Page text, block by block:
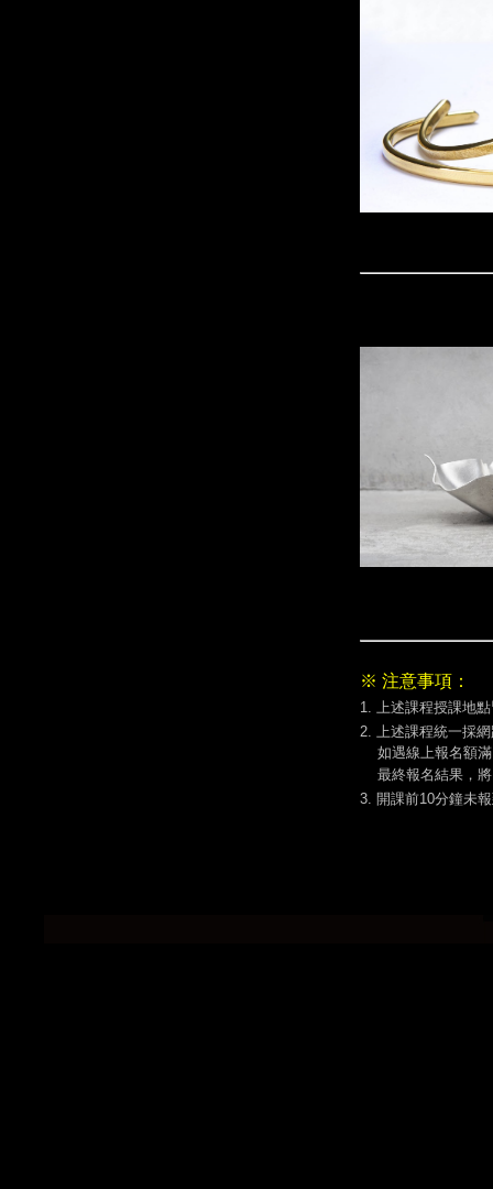
※ 注意事項：
1. 上述課程授課地
2. 上述課程統一採
如遇線上報名額
最終報名結果，將
3. 開課前10分鐘未